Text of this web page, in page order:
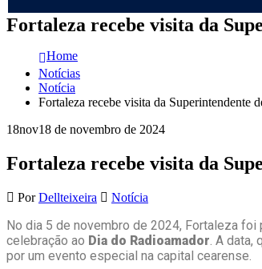
Fortaleza recebe visita da
Home
Notícias
Notícia
Fortaleza recebe visita da Superintendente
18nov18 de novembro de 2024
Fortaleza recebe visita da
PorDellteixeira Notícia
No dia 5 de novembro de 2024, Fortaleza foi
celebração ao Dia do Radioamador. A data,
por um evento especial na capital cearense.